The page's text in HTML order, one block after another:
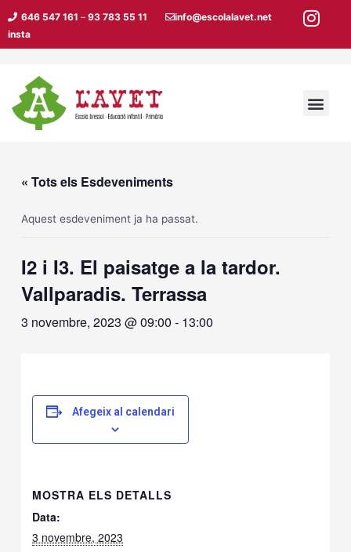
contingut
646 547 161 – 93 783 55 11
info@escolalavet.net
insta
« Tots els Esdeveniments
Aquest esdeveniment ja ha passat.
I2 i I3. El paisatge a la tardor.
Vallparadis. Terrassa
3 novembre, 2023 @ 09:00 - 13:00
Afegeix al calendari
MOSTRA ELS DETALLS
Data:
3 novembre, 2023